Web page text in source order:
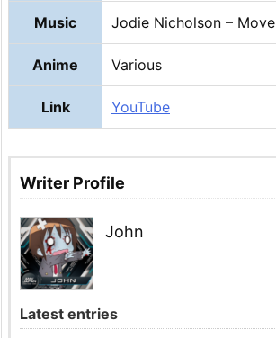
Music Jodie Nicholson – Move
Anime Various
Link YouTube
Writer Profile
John
Latest entries